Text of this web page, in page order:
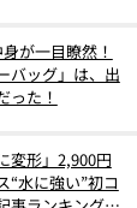
が一目瞭然！
バッグ」は、出
った！
変形」2,900円
“水に強い”初コ